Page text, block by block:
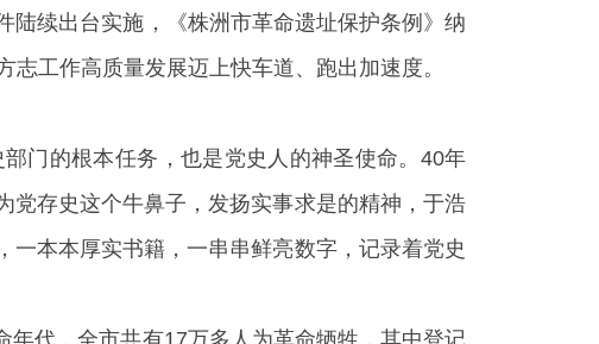
陆续出台实施，《株洲市革命遗址保护条例》纳
工作高质量发展迈上快车道、跑出加速度。
门的根本任务，也是党史人的神圣使命。40年
党存史这个牛鼻子，发扬实事求是的精神，于浩
本本厚实书籍，一串串鲜亮数字，记录着党史
代，全市共有17万多人为革命牺牲，其中登记